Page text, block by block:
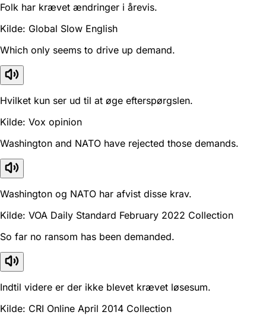
Folk har krævet ændringer i årevis.
Kilde: Global Slow English
Which only seems to drive up demand.
Hvilket kun ser ud til at øge efterspørgslen.
Kilde: Vox opinion
Washington and NATO have rejected those demands.
Washington og NATO har afvist disse krav.
Kilde: VOA Daily Standard February 2022 Collection
So far no ransom has been demanded.
Indtil videre er der ikke blevet krævet løsesum.
Kilde: CRI Online April 2014 Collection